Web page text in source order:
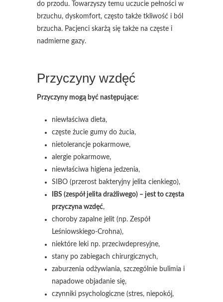
do przodu. Towarzyszy temu uczucie pełności w
brzuchu, dyskomfort, często także tkliwość i ból
brzucha. Pacjenci skarżą się także na częste i
nadmierne gazy.
Przyczyny wzdęć
Przyczyny mogą być następujące:
niewłaściwa dieta,
częste żucie gumy do żucia,
nietolerancje pokarmowe,
alergie pokarmowe,
niewłaściwa higiena jedzenia,
SIBO (przerost bakteryjny jelita cienkiego),
IBS (zespół jelita drażliwego) – jest to częsta
przyczyna wzdęć,
choroby zapalne jelit (np. Zespół
Leśniowskiego-Crohna),
niektóre leki np. przeciwdepresyjne,
stany po zabiegach chirurgicznych,
zaburzenia odżywiania, szczególnie bulimia i
napadowe objadanie się,
czynniki psychologiczne (stres, niepokój,